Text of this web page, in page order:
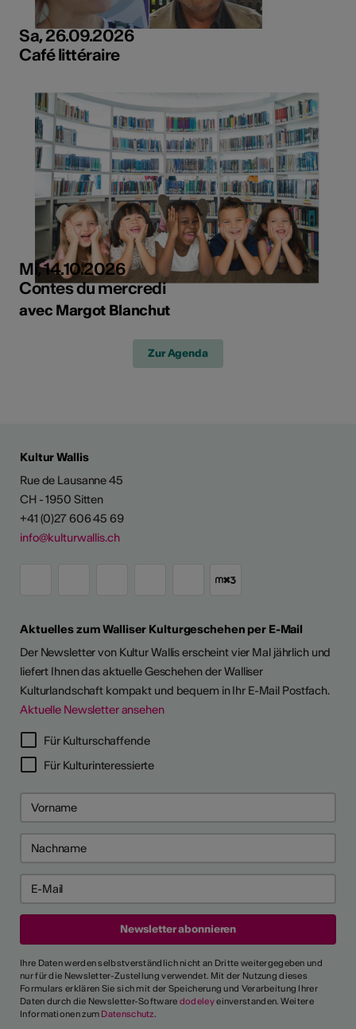
Sa, 26.09.2026
Café littéraire
Mi, 14.10.2026
Contes du mercredi
avec Margot Blanchut
Zur Agenda
Kultur Wallis
Rue de Lausanne 45
CH - 1950 Sitten
+41 (0)27 606 45 69
info@kulturwallis.ch
Aktuelles zum Walliser Kulturgeschehen per E-Mail
Der Newsletter von Kultur Wallis erscheint vier Mal jährlich und
liefert Ihnen das aktuelle Geschehen der Walliser
Kulturlandschaft kompakt und bequem in Ihr E-Mail Postfach.
Aktuelle Newsletter ansehen
Für Kulturschaffende
Für Kulturinteressierte
Ihre Daten werden selbstverständlich nicht an Dritte weitergegeben und
nur für die Newsletter-Zustellung verwendet. Mit der Nutzung dieses
Formulars erklären Sie sich mit der Speicherung und Verarbeitung Ihrer
Daten durch die Newsletter-Software dodeleyeinverstanden. Weitere
Informationen zum Datenschutz.